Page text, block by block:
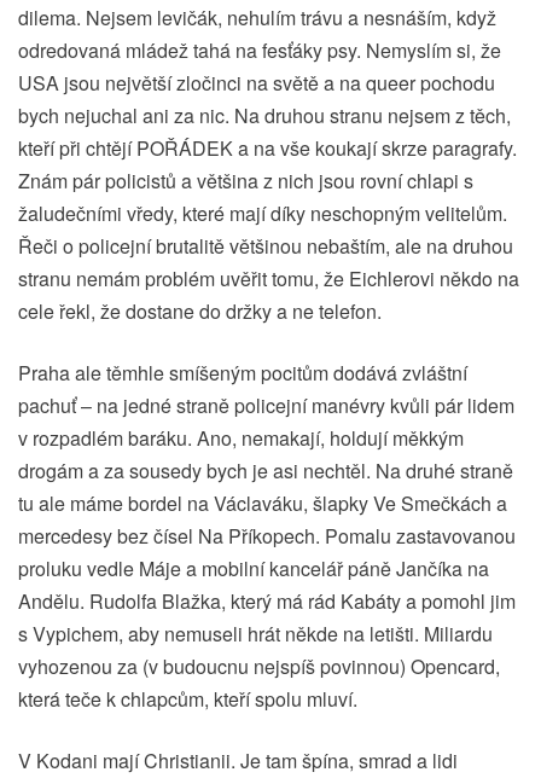
dilema. Nejsem levičák, nehulím trávu a nesnáším, když
odredovaná mládež tahá na fesťáky psy. Nemyslím si, že
USA jsou největší zločinci na světě a na queer pochodu
bych nejuchal ani za nic. Na druhou stranu nejsem z těch,
kteří při chtějí POŘÁDEK a na vše koukají skrze paragrafy.
Znám pár policistů a většina z nich jsou rovní chlapi s
žaludečními vředy, které mají díky neschopným velitelům.
Řeči o policejní brutalitě většinou nebaštím, ale na druhou
stranu nemám problém uvěřit tomu, že Eichlerovi někdo na
cele řekl, že dostane do držky a ne telefon.
Praha ale těmhle smíšeným pocitům dodává zvláštní
pachuť – na jedné straně policejní manévry kvůli pár lidem
v rozpadlém baráku. Ano, nemakají, holdují měkkým
drogám a za sousedy bych je asi nechtěl. Na druhé straně
tu ale máme bordel na Václaváku, šlapky Ve Smečkách a
mercedesy bez čísel Na Příkopech. Pomalu zastavovanou
proluku vedle Máje a mobilní kancelář páně Jančíka na
Andělu. Rudolfa Blažka, který má rád Kabáty a pomohl jim
s Vypichem, aby nemuseli hrát někde na letišti. Miliardu
vyhozenou za (v budoucnu nejspíš povinnou) Opencard,
která teče k chlapcům, kteří spolu mluví.
V Kodani mají Christianii. Je tam špína, smrad a lidi